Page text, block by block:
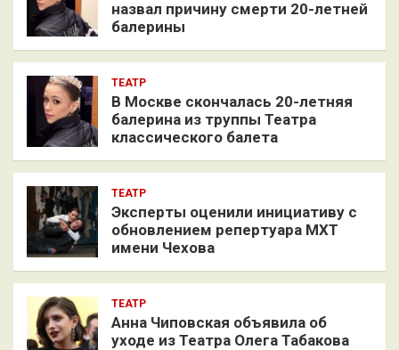
назвал причину смерти 20-летней
балерины
ТЕАТР
В Москве скончалась 20-летняя
балерина из труппы Театра
классического балета
ТЕАТР
Эксперты оценили инициативу с
обновлением репертуара МХТ
имени Чехова
ТЕАТР
Анна Чиповская объявила об
уходе из Театра Олега Табакова